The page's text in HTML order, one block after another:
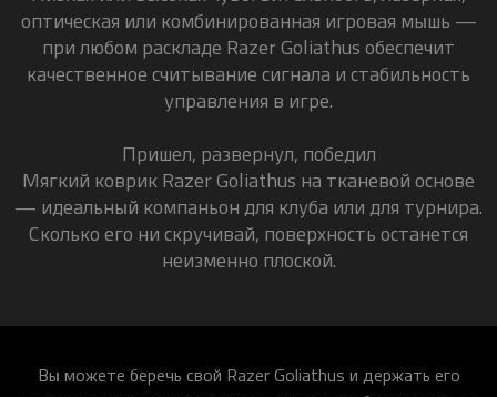
оптическая или комбинированная игровая мышь —
при любом раскладе Razer Goliathus обеспечит
качественное считывание сигнала и стабильность
управления в игре.
Пришел, развернул, победил
Мягкий коврик Razer Goliathus на тканевой основе
— идеальный компаньон для клуба или для турнира.
Сколько его ни скручивай, поверхность останется
неизменно плоской.
Вы можете беречь свой Razer Goliathus и держать его